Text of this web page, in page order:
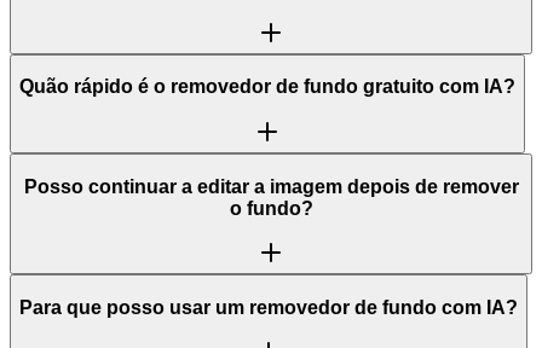
Quão rápido é o removedor de fundo gratuito com IA?
Posso continuar a editar a imagem depois de remover
o fundo?
Para que posso usar um removedor de fundo com IA?